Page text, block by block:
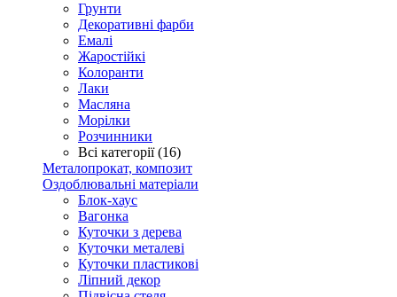
Грунти
Декоративні фарби
Емалі
Жаростійкі
Колоранти
Лаки
Масляна
Морілки
Розчинники
Всі категорії (16)
Металопрокат, композит
Оздоблювальні матеріали
Блок-хаус
Вагонка
Куточки з дерева
Куточки металеві
Куточки пластикові
Ліпний декор